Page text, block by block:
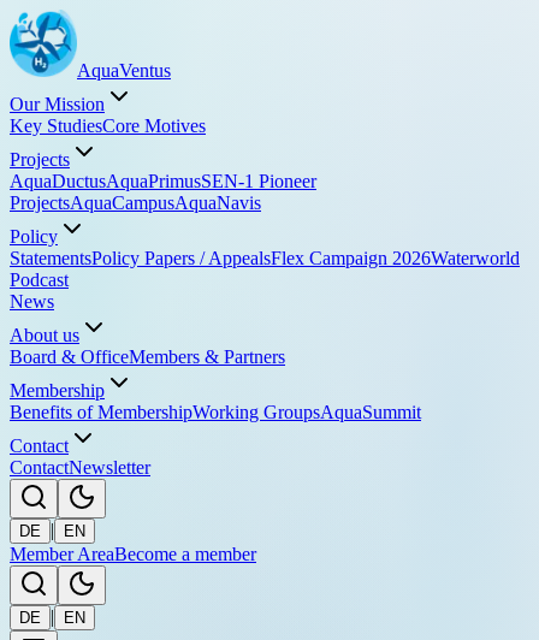
AquaVentus
Our Mission
Key StudiesCore Motives
Projects
AquaDuctusAquaPrimusSEN-1 Pioneer
ProjectsAquaCampusAquaNavis
Policy
StatementsPolicy Papers / AppealsFlex Campaign 2026Waterworld
Podcast
News
About us
Board & OfficeMembers & Partners
Membership
Benefits of MembershipWorking GroupsAquaSummit
Contact
ContactNewsletter
DE | EN
Member AreaBecome a member
DE | EN